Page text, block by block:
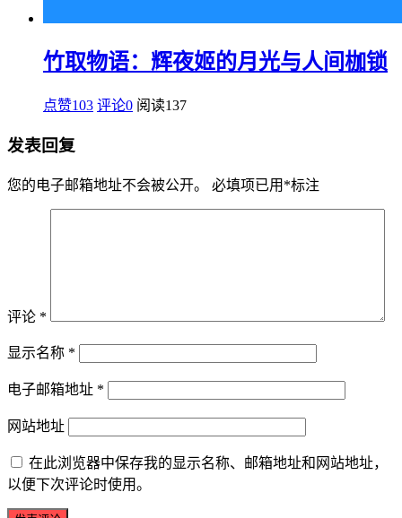
竹取物语：辉夜姬的月光与人间枷锁
点赞103 评论0 阅读137
发表回复
您的电子邮箱地址不会被公开。 必填项已用 *标注
评论 *
显示名称 *
电子邮箱地址 *
网站地址
在此浏览器中保存我的显示名称、邮箱地址和网站地址，
以便下次评论时使用。